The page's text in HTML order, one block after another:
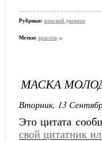
Рубрики: женский дневник
Метки: красота
МАСКА
Вторник, 13
Это цитата
свой цитатник